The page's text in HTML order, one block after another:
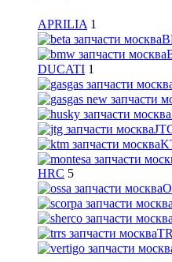
APRILIA 1
DUCATI 1
HRC 5